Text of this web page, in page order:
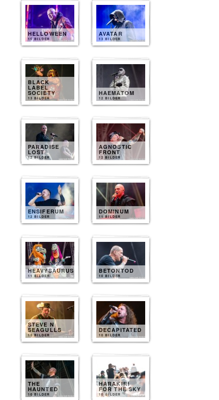
HELLOWEEN
15 BILDER
AVATAR
13 BILDER
BLACK
LABEL
SOCIETY
13 BILDER
HAEMATOM
12 BILDER
PARADISE
LOST
12 BILDER
AGNOSTIC
FRONT
12 BILDER
ENSIFERUM
12 BILDER
DOMINUM
11 BILDER
HEAVYSAURUS
11 BILDER
BETONTOD
10 BILDER
STEVE N
SEAGULLS
10 BILDER
DECAPITATED
10 BILDER
THE
HAUNTED
10 BILDER
HARAKIRI
FOR THE SKY
10 BILDER